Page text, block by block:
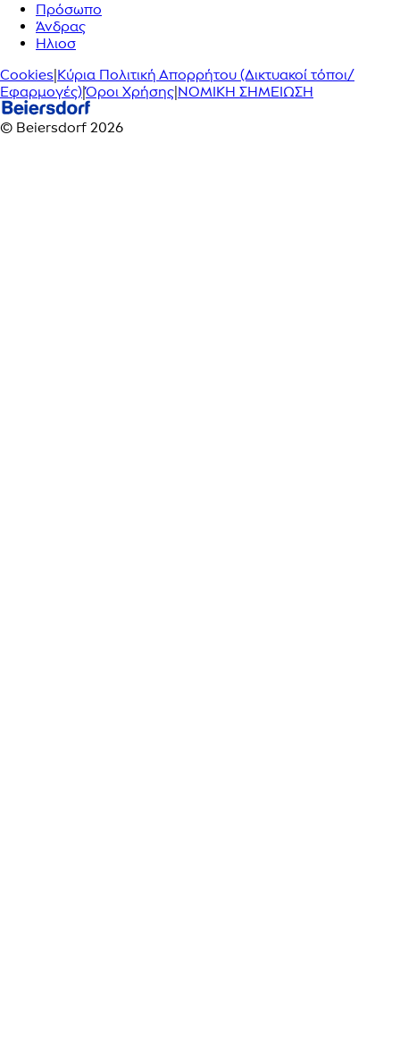
Πρόσωπο
Άνδρας
Ηλιοσ
Cookies Κύρια Πολιτική Απορρήτου (Δικτυακοί τόποι/
Εφαρμογές)|Όροι Χρήσης ΝΟΜΙΚΗ ΣΗΜΕΙΩΣΗ
© Beiersdorf 2026